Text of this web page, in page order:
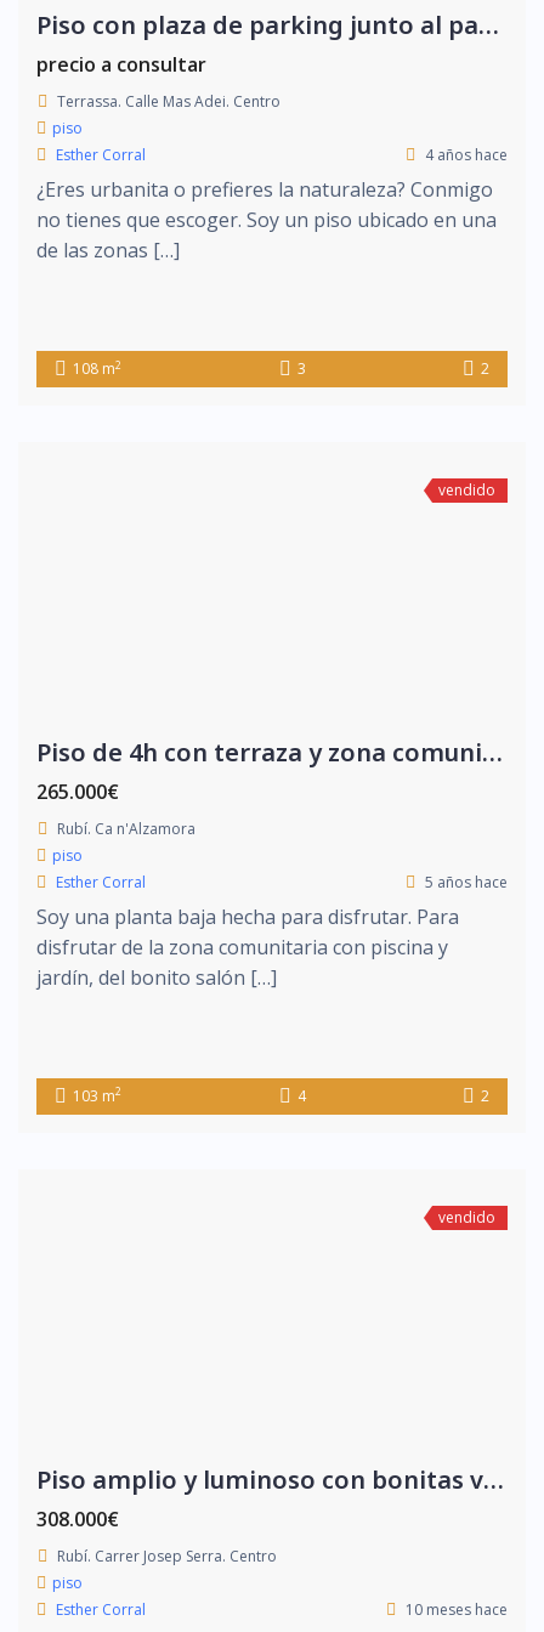
Piso con plaza de parking junto al parque de Vallparadis
precio a consultar
Terrassa. Calle Mas Adei. Centro
piso
Esther Corral
4 años hace
¿Eres urbanita o prefieres la naturaleza? Conmigo
no tienes que escoger. Soy un piso ubicado en una
de las zonas […]
108 m2 3 2
vendido
Piso de 4h con terraza y zona comunitaria con piscina
265.000€
Rubí. Ca n'Alzamora
piso
Esther Corral
5 años hace
Soy una planta baja hecha para disfrutar. Para
disfrutar de la zona comunitaria con piscina y
jardín, del bonito salón […]
103 m2 4 2
vendido
Piso amplio y luminoso con bonitas vistas
308.000€
Rubí. Carrer Josep Serra. Centro
piso
Esther Corral
10 meses hace